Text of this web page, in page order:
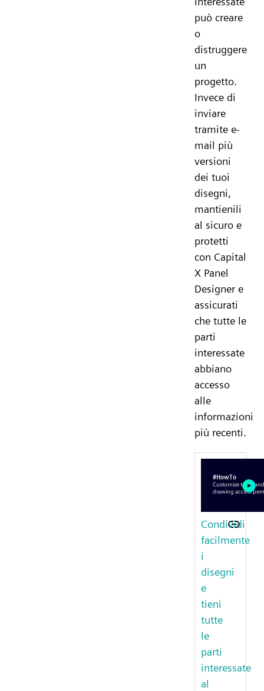
può creare
o
distruggere
un
progetto.
Invece di
inviare
tramite e-
mail più
versioni
dei tuoi
disegni,
mantienili
al sicuro e
protetti
con Capital
X Panel
Designer e
assicurati
che tutte le
parti
interessate
abbiano
accesso
alle
informazioni
più recenti.
Condividi
facilmente
i
disegni
e
tieni
tutte
le
parti
interessate
al